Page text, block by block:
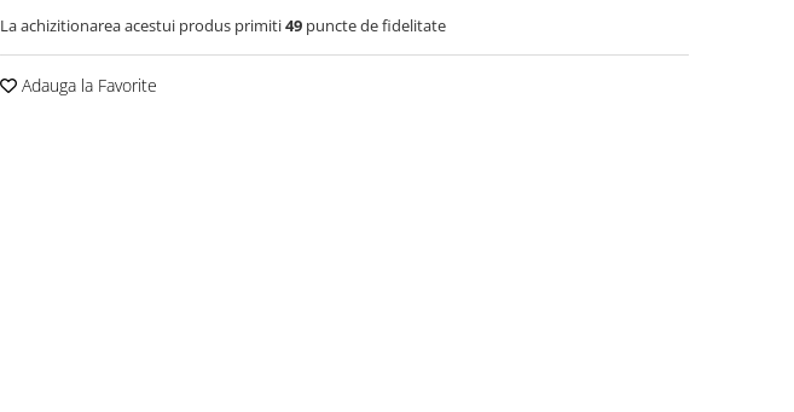
La achizitionarea acestui produs primiti49 puncte de fidelitate
Adauga la Favorite